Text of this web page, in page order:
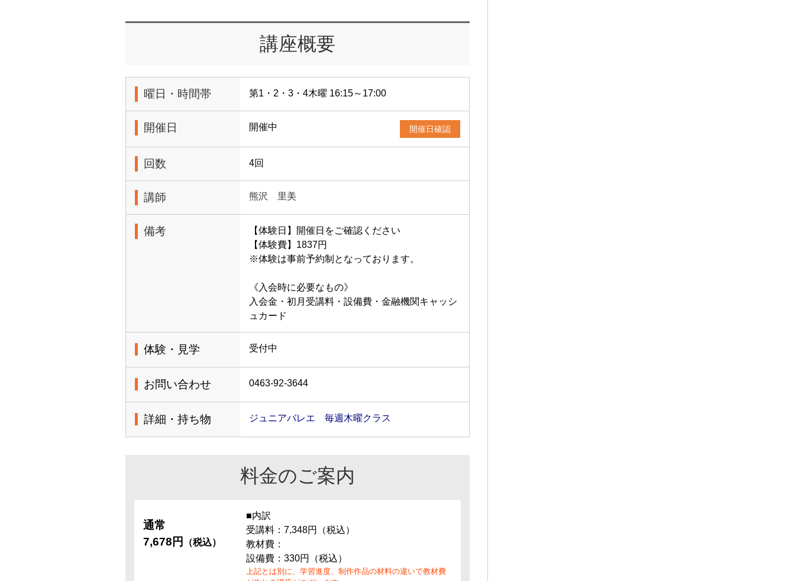
講座概要
曜日・時間帯 第1・2・3・4木曜 16:15～17:00
開催日 開催中 開催日確認
回数 4回
講師 熊沢 里美
備考
【体験日】開催日をご確認ください
【体験費】1837円
※体験は事前予約制となっております。
《入会時に必要なもの》
入会金・初月受講料・設備費・金融機関キャッシ
ュカード
体験・見学 受付中
お問い合わせ 0463-92-3644
詳細・持ち物 ジュニアバレエ 毎週木曜クラス
料金のご案内
通常
7,678円
（税込）
■内訳
受講料：7,348円（税込）
教材費：
設備費：330円（税込）
上記とは別に、学習進度、制作作品の材料の違いで教材費